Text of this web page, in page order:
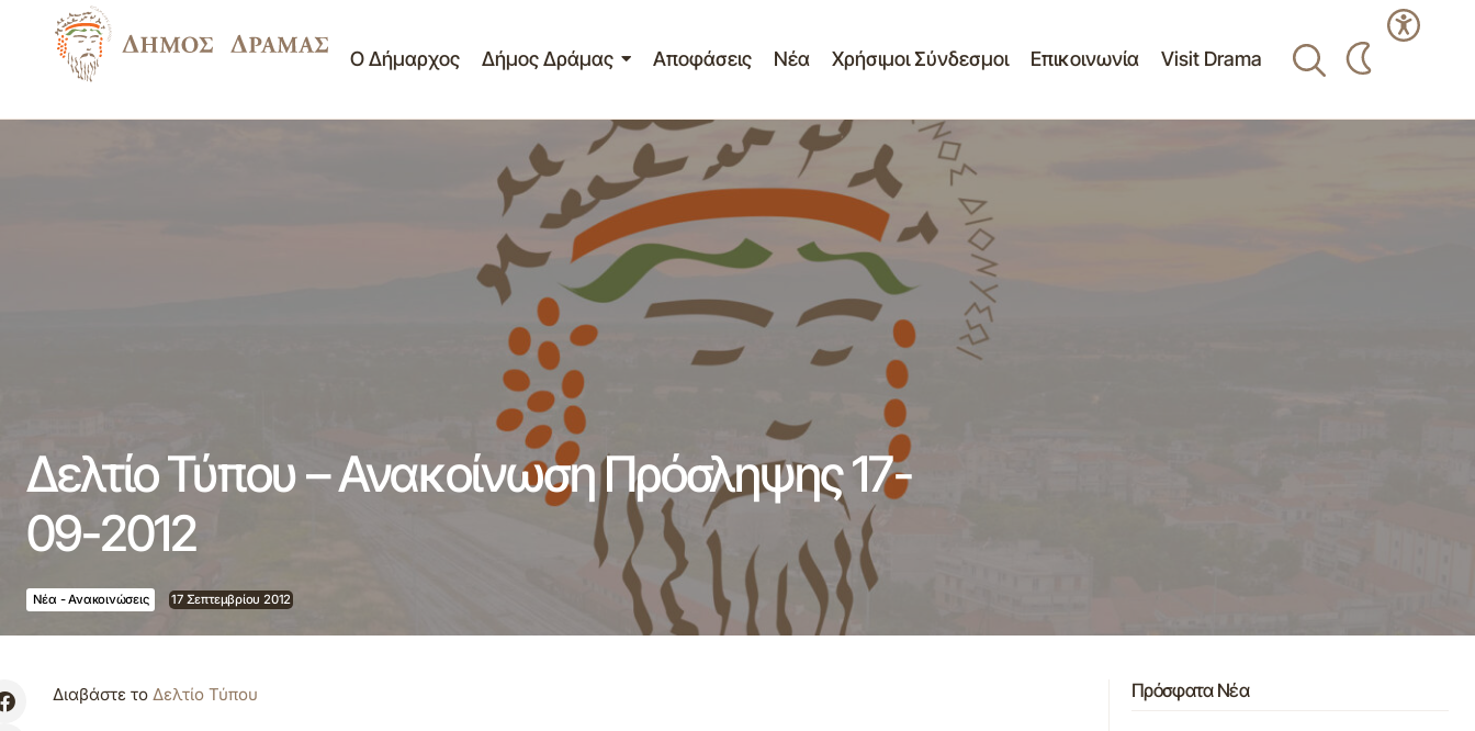
Ο Δήμαρχος Δήμος Δράμας Αποφάσεις Νέα Χρήσιμοι Σύνδεσμοι Επικοινωνία Visit Drama
Νέα - Ανακοινώσεις Δελτίο Τύπου – Ανακοίνωση Πρόσληψης 17-09-2012
Δελτίο Τύπου – Ανακοίνωση Πρόσληψης 17-
09-2012
Νέα - Ανακοινώσεις 17 Σεπτεμβρίου 2012
Διαβάστε το Δελτίο Τύπου Πρόσφατα Νέα